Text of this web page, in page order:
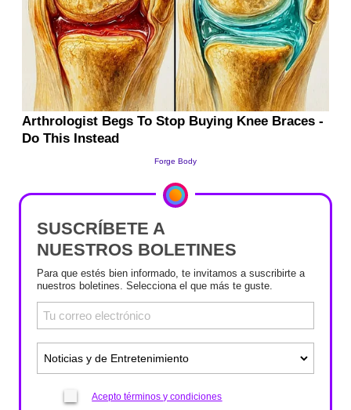
SUSCRÍBETE A
NUESTROS BOLETINES
Para que estés bien informado, te invitamos a suscribirte a
nuestros boletines. Selecciona el que más te guste.
Acepto términos y condiciones